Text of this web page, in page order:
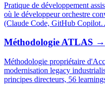
Pratique de développement
où le développeur orchestre
(Claude Code, GitHub Copilot
Méthodologie ATLAS →
Méthodologie propriétaire
modernisation legacy
principes directeurs, 56